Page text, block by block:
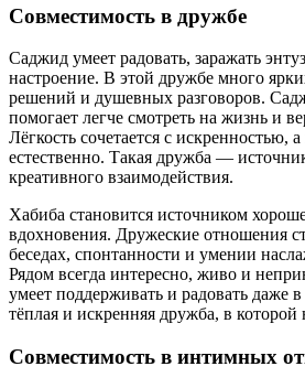
Совместимость в дружбе
Саджид умеет радовать, заражать
настроение. В этой дружбе много
решений и душевных разговоров.
помогает легче смотреть на жизнь и
Лёгкость сочетается с искренностью,
естественно. Такая дружба —
креативного взаимодействия.
Хабиба становится источником
вдохновения. Дружеские отношения
беседах, спонтанности и умении
Рядом всегда интересно, живо и
умеет поддерживать и радовать даже
тёплая и искренняя дружба, в которой
Совместимость в интимных